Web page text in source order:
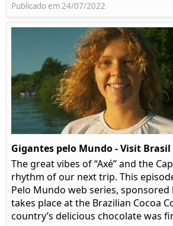
Publicado em 24/07/2022
Gigantes pelo Mundo - Visit
The great vibes of “Axé” and the
rhythm of our next trip. This
Pelo Mundo web series, sponsored
takes place at the Brazilian Cocoa
country’s delicious chocolate was